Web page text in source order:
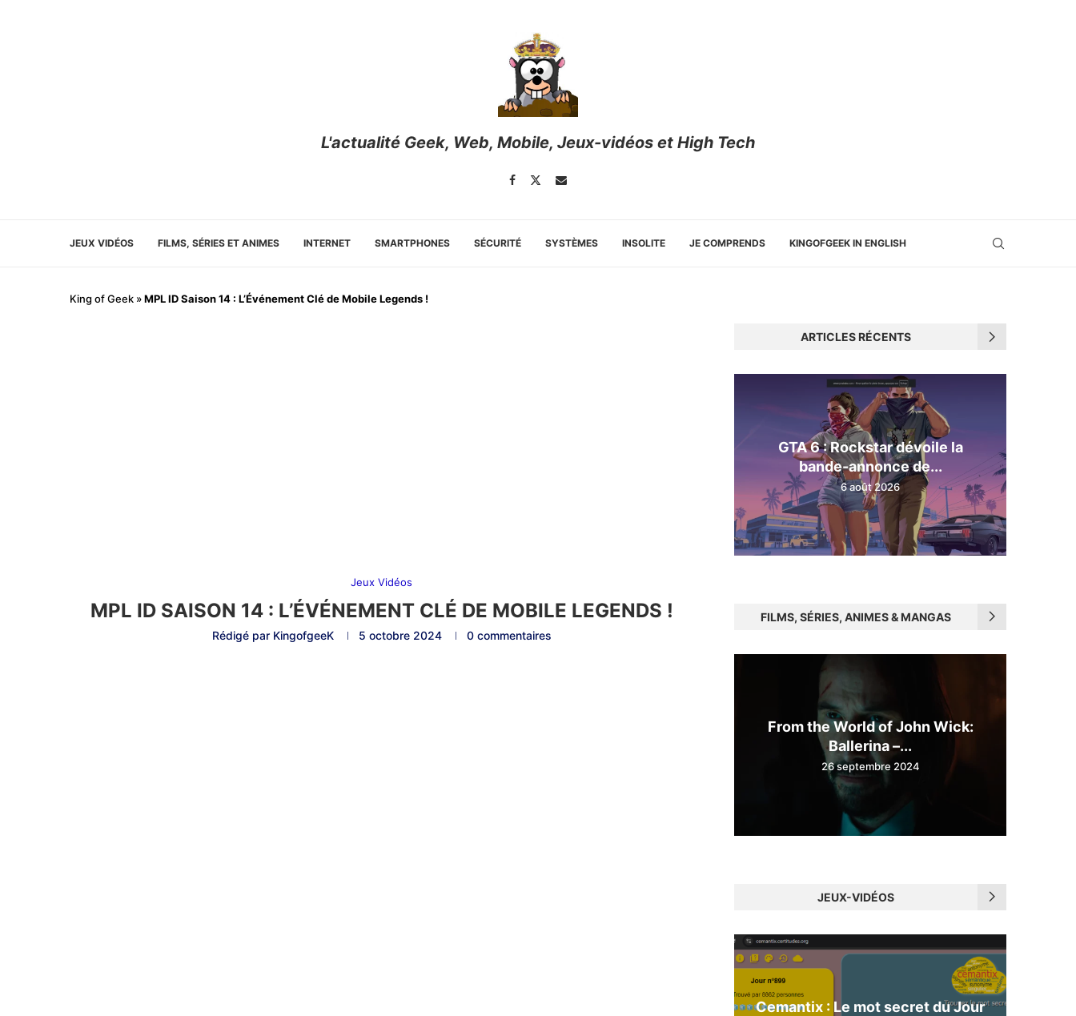
L'actualité Geek, Web, Mobile, Jeux-vidéos et High Tech
JEUX VIDÉOS FILMS, SÉRIES ET ANIMES INTERNET SMARTPHONES SÉCURITÉ SYSTÈMES INSOLITE JE COMPRENDS KINGOFGEEK IN ENGLISH
King of Geek »MPL ID Saison 14 : L’Événement Clé de Mobile Legends !
Jeux Vidéos
MPL ID SAISON 14 : L’ÉVÉNEMENT CLÉ DE MOBILE LEGENDS !
Rédigé par KingofgeeK 5 octobre 2024 0 commentaires
ARTICLES RÉCENTS
GTA 6 : Rockstar dévoile la
bande-annonce de...
6 août 2026
FILMS, SÉRIES, ANIMES & MANGAS
From the World of John Wick:
Ballerina –...
26 septembre 2024
JEUX-VIDÉOS
Cemantix : Le mot secret du Jour